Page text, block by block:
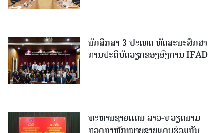
ນັກສຶກສາ 3 ປະເທດ ທັດ​ສະ​ນະ​ສຶກ​ສາ
ການປະຕິບັດວຽກຂອງອົງການ IFAD
ທະຫານຊາຍເເດນ ລາວ-ຫວຽດນາມ
ກວດກາຫຼັກໝາຍຊາຍແດນຮ່ວມກັນ